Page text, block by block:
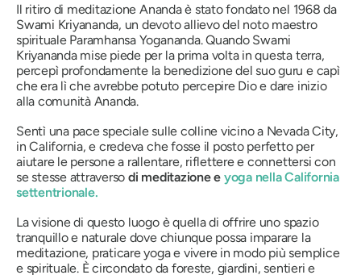
Il ritiro di meditazione Ananda è stato fondato nel 1968 da
Swami Kriyananda, un devoto allievo del noto maestro
spirituale Paramhansa Yogananda. Quando Swami
Kriyananda mise piede per la prima volta in questa terra,
percepì profondamente la benedizione del suo guru e capì
che era lì che avrebbe potuto percepire Dio e dare inizio
alla comunità Ananda.
Sentì una pace speciale sulle colline vicino a Nevada City,
in California, e credeva che fosse il posto perfetto per
aiutare le persone a rallentare, riflettere e connettersi con
se stesse attraverso di meditazione e yoga nella California
settentrionale.
La visione di questo luogo è quella di offrire uno spazio
tranquillo e naturale dove chiunque possa imparare la
meditazione, praticare yoga e vivere in modo più semplice
e spirituale. È circondato da foreste, giardini, sentieri e